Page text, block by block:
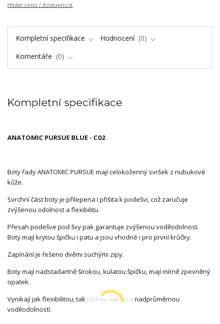
Hlídat cenu / dostupnost
Kompletní specifikace Hodnocení
0
Komentáře
0
Kompletní specifikace
ANATOMIC PURSUE BLUE - C02
Boty řady ANATOMIC PURSUE mají celokoženný svršek z nubukové
kůže.
Svrchní část boty je přilepena i přišita k podešvi, což zaručuje
zvýšenou odolnost a flexibilitu.
Přesah podešve pod švy pak garantuje zvýšenou voděodolnost.
Boty mají krytou špičku i patu a jsou vhodné i pro první krůčky.
Zapínání je řešeno dvěmi suchými zipy.
Boty mají nadstadartně širokou, kulatou špičku, mají mírně zpevněný
opatek.
Vynikají jak flexibilitou, tak nízkou vahou a nadprůměrnou
voděodolností.